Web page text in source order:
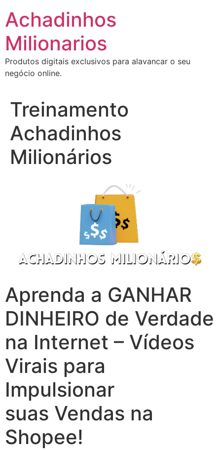
para
conteúdo
Achadinhos
Milionarios
Produtos digitais exclusivos para alavancar o seu
negócio online.
Treinamento
Achadinhos
Milionários
Aprenda a GANHAR
DINHEIRO de Verdade
na Internet – Vídeos
Virais para
Impulsionar
suas Vendas na
Shopee!